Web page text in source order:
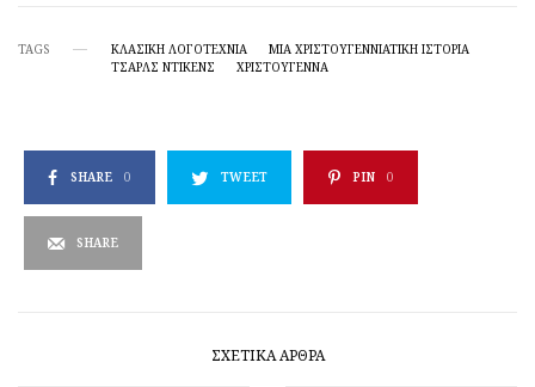
TAGS ΚΛΑΣΙΚΉ ΛΟΓΟΤΕΧΝΊΑ
ΜΙΑ ΧΡΙΣΤΟΥΓΕΝΝΙΆΤΙΚΗ ΙΣΤΟΡΊΑ
ΤΣΑΡΛΣ ΝΤΊΚΕΝΣ
ΧΡΙΣΤΟΎΓΕΝΝΑ
SHARE 0 TWEET PIN 0
SHARE
ΣΧΕΤΙΚΆ ΆΡΘΡΑ